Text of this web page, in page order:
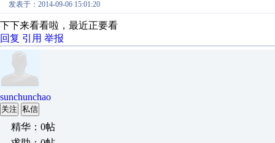
发表于：2014-09-06 15:01:20
下下来看看啦，最近正要看
回复 引用 举报
sunchunchao
关注 私信
精华：0帖